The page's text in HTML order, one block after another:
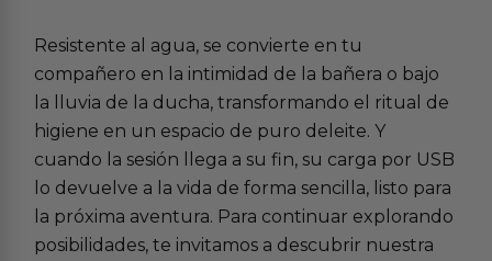
Resistente al agua, se convierte en tu
compañero en la intimidad de la bañera o bajo
la lluvia de la ducha, transformando el ritual de
higiene en un espacio de puro deleite. Y
cuando la sesión llega a su fin, su carga por USB
lo devuelve a la vida de forma sencilla, listo para
la próxima aventura. Para continuar explorando
posibilidades, te invitamos a descubrir nuestra